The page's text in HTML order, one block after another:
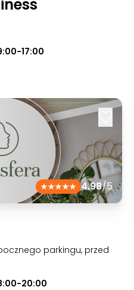
17:00
4.98/5
parkingu, przed
20:00